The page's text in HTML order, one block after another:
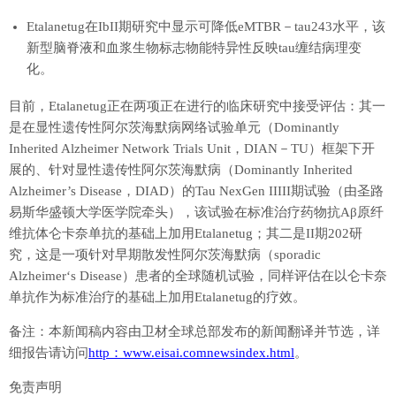
Etalanetug在IbII期研究中显示可降低eMTBR－tau243水平，该
新型脑脊液和血浆生物标志物能特异性反映tau缠结病理变
化。
目前，Etalanetug正在两项正在进行的临床研究中接受评估：其一
是在显性遗传性阿尔茨海默病网络试验单元（Dominantly
Inherited Alzheimer Network Trials Unit，DIAN－TU）框架下开
展的、针对显性遗传性阿尔茨海默病（Dominantly Inherited
Alzheimer’s Disease，DIAD）的Tau NexGen IIIII期试验（由圣路
易斯华盛顿大学医学院牵头），该试验在标准治疗药物抗Aβ原纤
维抗体仑卡奈单抗的基础上加用Etalanetug；其二是II期202研
究，这是一项针对早期散发性阿尔茨海默病（sporadic
Alzheimer‘s Disease）患者的全球随机试验，同样评估在以仑卡奈
单抗作为标准治疗的基础上加用Etalanetug的疗效。
备注：本新闻稿内容由卫材全球总部发布的新闻翻译并节选，详
细报告请访问http：www.eisai.comnewsindex.html。
免责声明